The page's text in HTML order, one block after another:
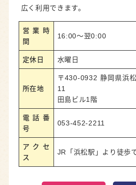
広く利用できます。
営業時
間
16:00～翌0:00
定休日 水曜日
所在地
〒430-0932 静岡県浜
11
田島ビル1階
電話番
号
053-452-2211
アクセ
ス
JR「浜松駅」より徒歩